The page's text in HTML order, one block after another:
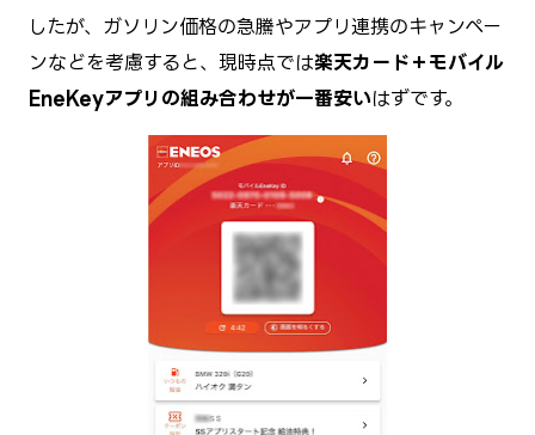
したが、ガソリン価格の急騰やアプリ連携のキャンペー
ンなどを考慮すると、現時点では楽天カード＋モバイル
EneKeyアプリの組み合わせが一番安いはずです。